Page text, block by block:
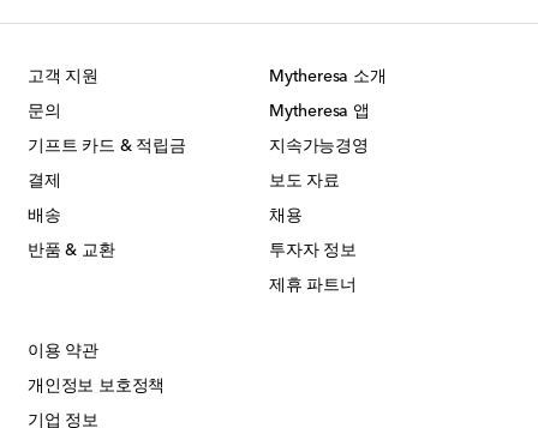
고객 지원
문의
기프트 카드 & 적립금
결제
배송
반품 & 교환
Mytheresa 소개
Mytheresa 앱
지속가능경영
보도 자료
채용
투자자 정보
제휴 파트너
이용 약관
개인정보 보호정책
기업 정보